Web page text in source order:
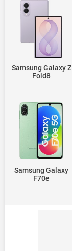
Samsung Galaxy Z
Fold8
Samsung Galaxy
F70e